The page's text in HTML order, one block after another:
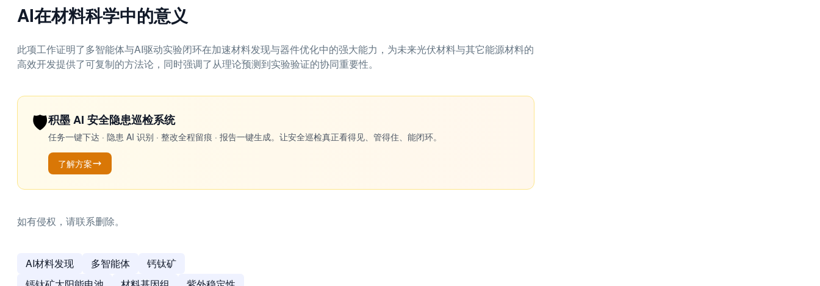
AI在材料科学中的意义
此项工作证明了多智能体与AI驱动实验闭环在加速材料发现与器件优化中的强大能力，为未来光伏材料与其它能源材料的
高效开发提供了可复制的方法论，同时强调了从理论预测到实验验证的协同重要性。
🛡️积墨 AI 安全隐患巡检系统
任务一键下达 · 隐患 AI 识别 · 整改全程留痕 · 报告一键生成。让安全巡检真正看得见、管得住、能闭环。
了解方案
如有侵权，请联系删除。
AI材料发现 多智能体
钙钛矿